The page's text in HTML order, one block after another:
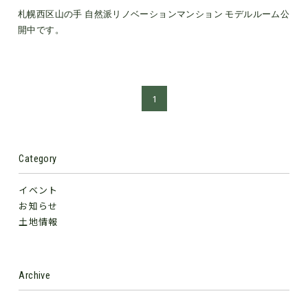
札幌西区山の手 自然派リノベーションマンション モデルルーム公
開中です。
1
Category
イベント
お知らせ
土地情報
Archive